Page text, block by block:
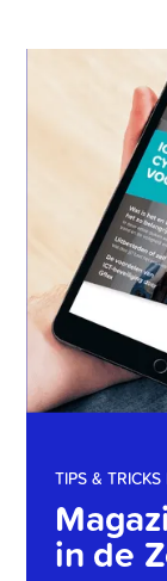
TIPS & TRICKS
in de